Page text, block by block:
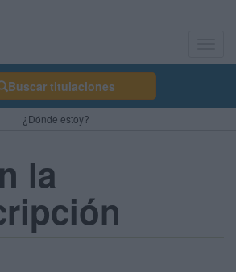
Buscar titulaciones
¿Dónde estoy?
la